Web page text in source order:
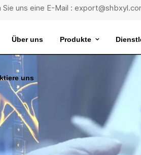
Sie uns eine E-Mail :
Über uns Produkte
uns